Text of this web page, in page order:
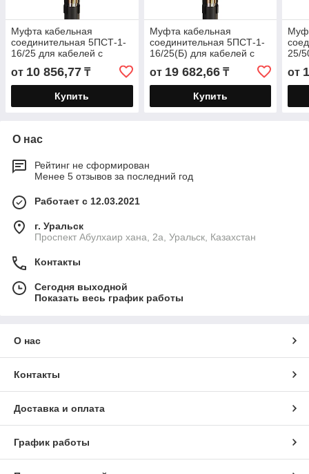
Муфта кабельная
соединительная 5ПСТ-1-
16/25 для кабелей с
пластмассовой и ЭПР
изоляцией до 1кВ
от 10 856,77 ₸
Купить
Муфта кабельная
соединительная 5ПСТ-1-
16/25(Б) для кабелей с
пластмассовой и ЭПР
изоляцией до 1кВ с
болтовыми
от 19 682,66₸
Купить
25/
от
О нас
Рейтинг не сформирован
Менее 5 отзывов за последний год
Работает с 12.03.2021
г. Уральск
Проспект Абулхаир хана, 2а, Уральск, Казахстан
Контакты
Сегодня выходной
Показать весь график работы
О нас
Контакты
Доставка и оплата
График работы